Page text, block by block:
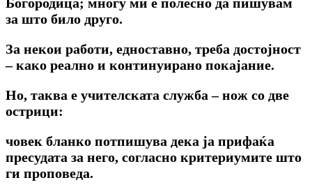
за што било друго.
За некои работи, едноставно, треба достојност
– како реално и континуирано покајание.
Но, таква е учителската служба – нож со две
острици:
човек бланко потпишува дека ја прифаќа
пресудата за него, согласно критериумите што
ги проповеда.